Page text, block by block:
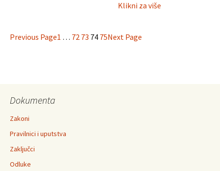
Klikni za više
Previous Page1 … 72 73 74 75Next Page
Dokumenta
Zakoni
Pravilnici i uputstva
Zaključci
Odluke